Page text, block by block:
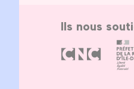
Ils nous